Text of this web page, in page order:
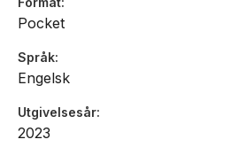
Pocket
Språk
Engelsk
Utgivelsesår
2023